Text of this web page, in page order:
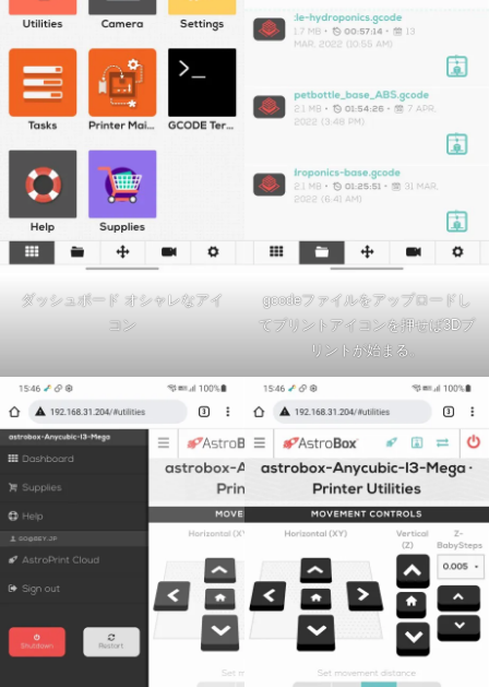
ダッシュボード オシャレなアイ
コン
gcodeファイルをアップロードし
てプリントアイコンを押せば3Dプ
リントが始まる。